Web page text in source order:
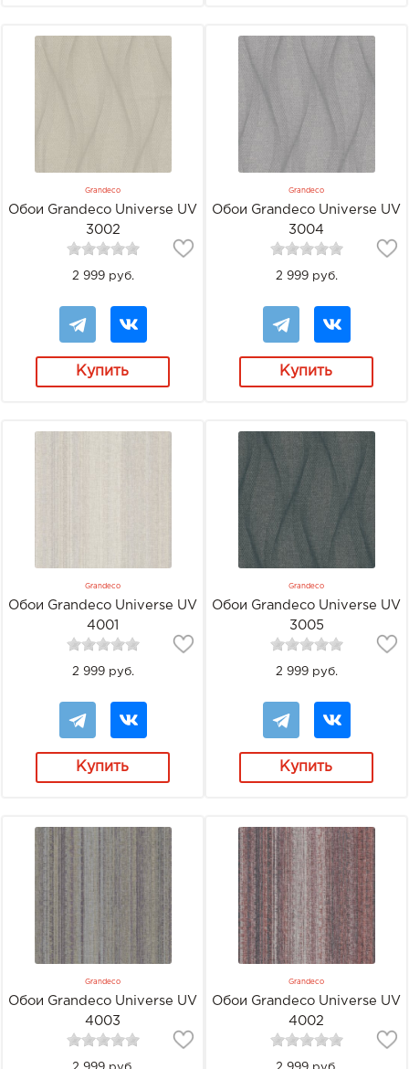
Grandeco
Обои Grandeco Universe UV
3002
2 999 руб.
Купить
Grandeco
Обои Grandeco Universe UV
3004
2 999 руб.
Купить
Grandeco
Обои Grandeco Universe UV
4001
2 999 руб.
Купить
Grandeco
Обои Grandeco Universe UV
3005
2 999 руб.
Купить
Grandeco
Обои Grandeco Universe UV
4003
Grandeco
Обои Grandeco Universe UV
4002